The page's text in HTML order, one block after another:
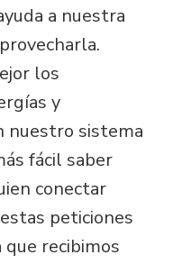
a nuestra
los
y
nuestro sistema
fácil saber
conectar
peticiones
recibimos